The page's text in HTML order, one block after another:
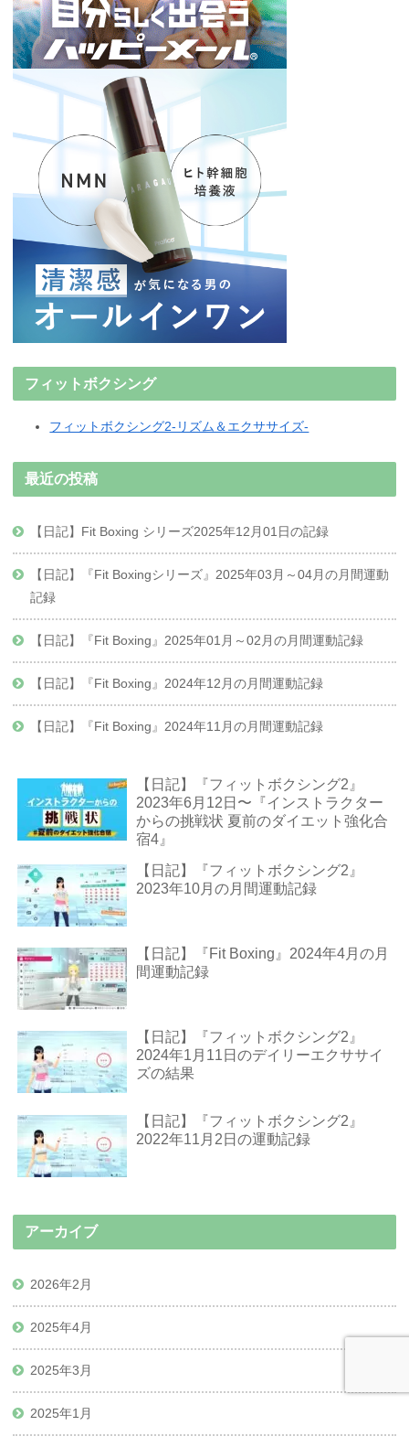
フィットボクシング
フィットボクシング2-リズム＆エクササイズ-
最近の投稿
【日記】Fit Boxing シリーズ2025年12月01日の記録
【日記】『Fit Boxingシリーズ』2025年03月～04月の月間運動
記録
【日記】『Fit Boxing』2025年01月～02月の月間運動記録
【日記】『Fit Boxing』2024年12月の月間運動記録
【日記】『Fit Boxing』2024年11月の月間運動記録
【日記】『フィットボクシング2』
2023年6月12日〜『インストラクター
からの挑戦状 夏前のダイエット強化合
宿4』
【日記】『フィットボクシング2』
2023年10月の月間運動記録
【日記】『Fit Boxing』2024年4月の月
間運動記録
【日記】『フィットボクシング2』
2024年1月11日のデイリーエクササイ
ズの結果
【日記】『フィットボクシング2』
2022年11月2日の運動記録
アーカイブ
2026年2月
2025年4月
2025年3月
2025年1月